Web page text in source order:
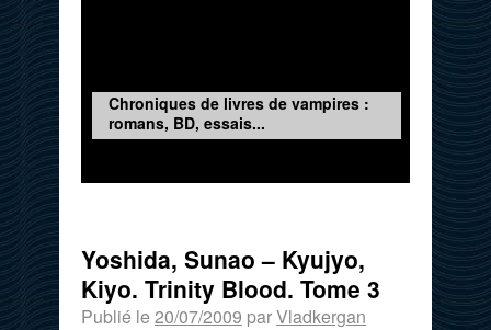
Chroniques de livres de vampires :
romans, BD, essais...
Yoshida, Sunao – Kyujyo,
Kiyo. Trinity Blood. Tome 3
Publié le 20/07/2009 parVladkergan